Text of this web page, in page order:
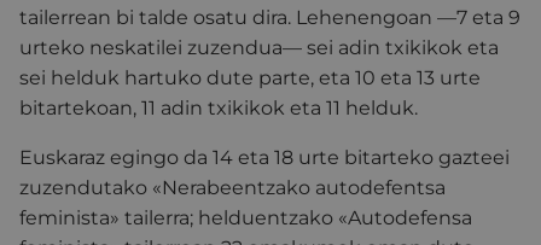
tailerrean bi talde osatu dira. Lehenengoan —7 eta 9
urteko neskatilei zuzendua— sei adin txikikok eta
sei helduk hartuko dute parte, eta 10 eta 13 urte
bitartekoan, 11 adin txikikok eta 11 helduk.
Euskaraz egingo da 14 eta 18 urte bitarteko gazteei
zuzendutako «Nerabeentzako autodefentsa
feminista» tailerra; helduentzako «Autodefensa